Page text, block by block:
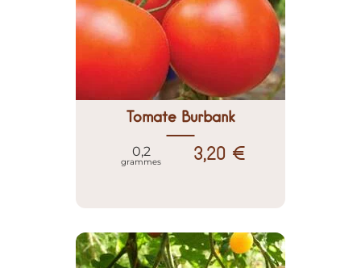
Tomate Burbank
0,2
grammes 3,20 €